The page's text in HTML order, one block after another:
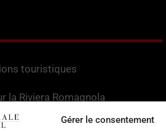
Gérer le consentement
touristiques
la Riviera Romagnola
en Romagne